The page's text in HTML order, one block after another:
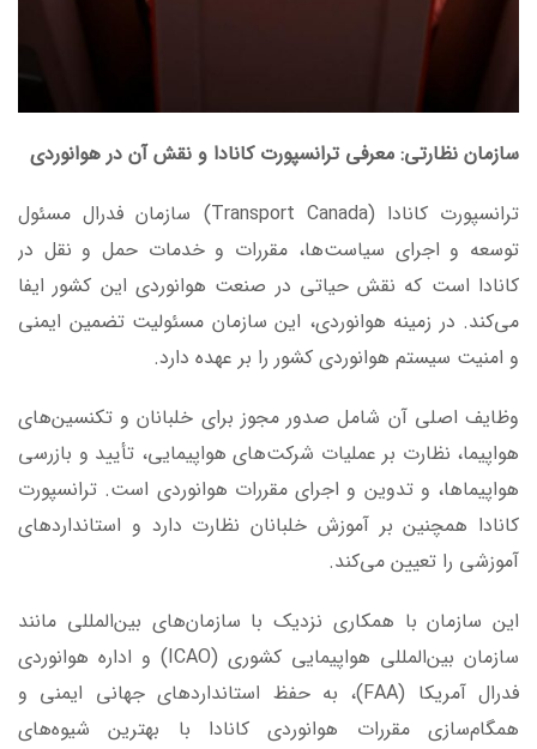
سازمان نظارتی: معرفی ترانسپورت کانادا و نقش آن در هوانوردی
ترانسپورت کانادا (Transport Canada) سازمان فدرال مسئول
توسعه و اجرای سیاست‌ها، مقررات و خدمات حمل و نقل در
کانادا است که نقش حیاتی در صنعت هوانوردی این کشور ایفا
می‌کند. در زمینه هوانوردی، این سازمان مسئولیت تضمین ایمنی
و امنیت سیستم هوانوردی کشور را بر عهده دارد.
وظایف اصلی آن شامل صدور مجوز برای خلبانان و تکنسین‌های
هواپیما، نظارت بر عملیات شرکت‌های هواپیمایی، تأیید و بازرسی
هواپیماها، و تدوین و اجرای مقررات هوانوردی است. ترانسپورت
کانادا همچنین بر آموزش خلبانان نظارت دارد و استانداردهای
آموزشی را تعیین می‌کند.
این سازمان با همکاری نزدیک با سازمان‌های بین‌المللی مانند
سازمان بین‌المللی هواپیمایی کشوری (ICAO) و اداره هوانوردی
فدرال آمریکا (FAA)، به حفظ استانداردهای جهانی ایمنی و
همگام‌سازی مقررات هوانوردی کانادا با بهترین شیوه‌های